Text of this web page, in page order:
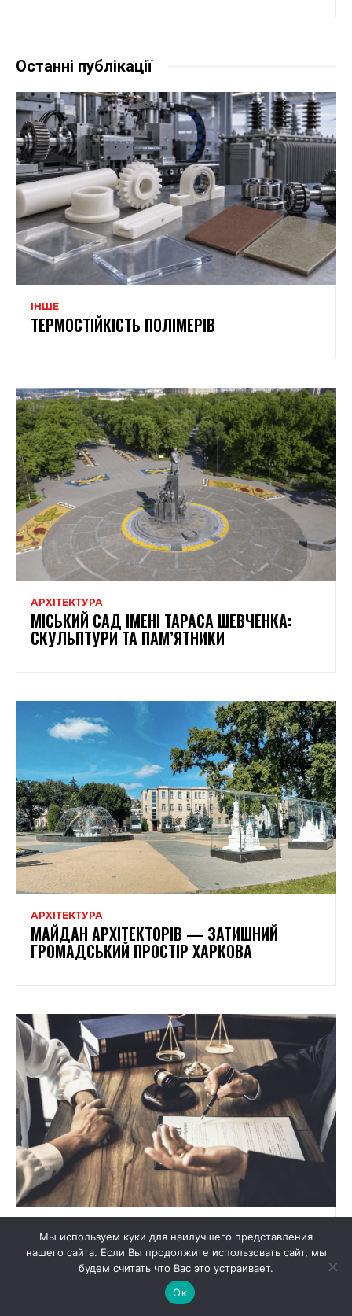
Останні публікації
ІНШЕ
ТЕРМОСТІЙКІСТЬ ПОЛІМЕРІВ
АРХІТЕКТУРА
МІСЬКИЙ САД ІМЕНІ ТАРАСА ШЕВЧЕНКА:
СКУЛЬПТУРИ ТА ПАМ’ЯТНИКИ
АРХІТЕКТУРА
МАЙДАН АРХІТЕКТОРІВ — ЗАТИШНИЙ
ГРОМАДСЬКИЙ ПРОСТІР ХАРКОВА
ДЕ ЗНАЙТИ ЯКІСНУ ПРАВОВУ ДОПОМОГУ В
М. ХАРКІВ – ТОП АДВОКАТИ В ХАРКОВІ ВІД
ЮРИДИЧНОЇ КОМПАНІЇ «АДВОКАТ В МІСТІ»
Мы используем куки для наилучшего представления
нашего сайта. Если Вы продолжите использовать сайт, мы
будем считать что Вас это устраивает.
Ок